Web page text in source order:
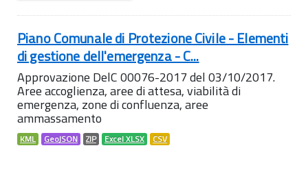
Piano Comunale di Protezione Civile - Elementi
di gestione dell'emergenza - C...
Approvazione DelC 00076-2017 del 03/10/2017.
Aree accoglienza, aree di attesa, viabilità di
emergenza, zone di confluenza, aree
ammassamento
KML GeoJSON ZIP Excel XLSX CSV